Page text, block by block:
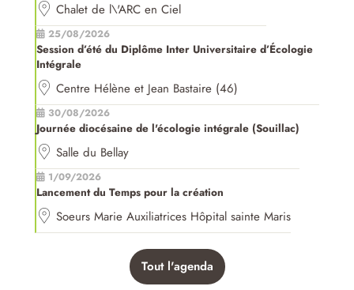
Chalet de l\'ARC en Ciel
25/08/2026
Session d’été du Diplôme Inter Universitaire d’Écologie
Intégrale
Centre Hélène et Jean Bastaire (46)
30/08/2026
Journée diocésaine de l'écologie intégrale (Souillac)
Salle du Bellay
1/09/2026
Lancement du Temps pour la création
Soeurs Marie Auxiliatrices Hôpital sainte Maris
Tout l'agenda